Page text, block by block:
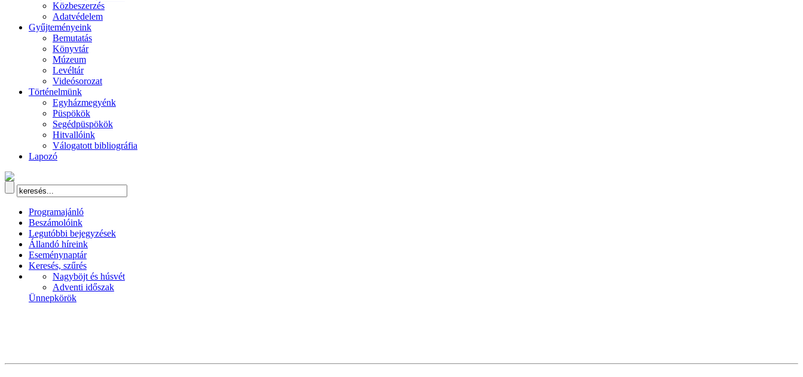
Közbeszerzés
Adatvédelem
Gyűjteményeink
Bemutatás
Könyvtár
Múzeum
Levéltár
Videósorozat
Történelmünk
Egyházmegyénk
Püspökök
Segédpüspökök
Hitvallóink
Válogatott bibliográfia
Lapozó
Programajánló
Beszámolóink
Legutóbbi bejegyzések
Állandó híreink
Eseménynaptár
Keresés, szűrés
Nagyböjt és húsvét
Adventi időszak
Ünnepkörök